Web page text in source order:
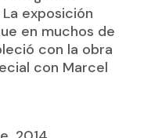
exposición
en muchos de
con la obra
con Marcel